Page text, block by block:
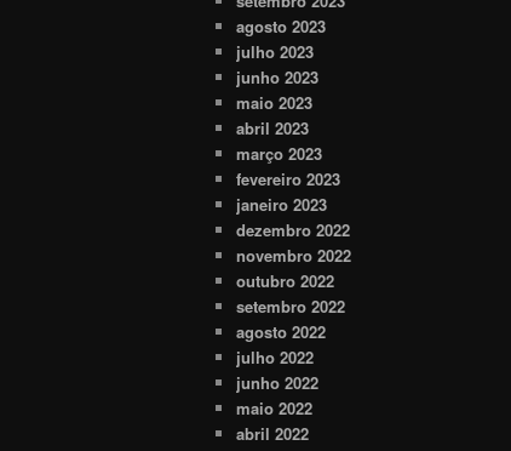
agosto 2023
julho 2023
junho 2023
maio 2023
abril 2023
março 2023
fevereiro 2023
janeiro 2023
dezembro 2022
novembro 2022
outubro 2022
setembro 2022
agosto 2022
julho 2022
junho 2022
maio 2022
abril 2022